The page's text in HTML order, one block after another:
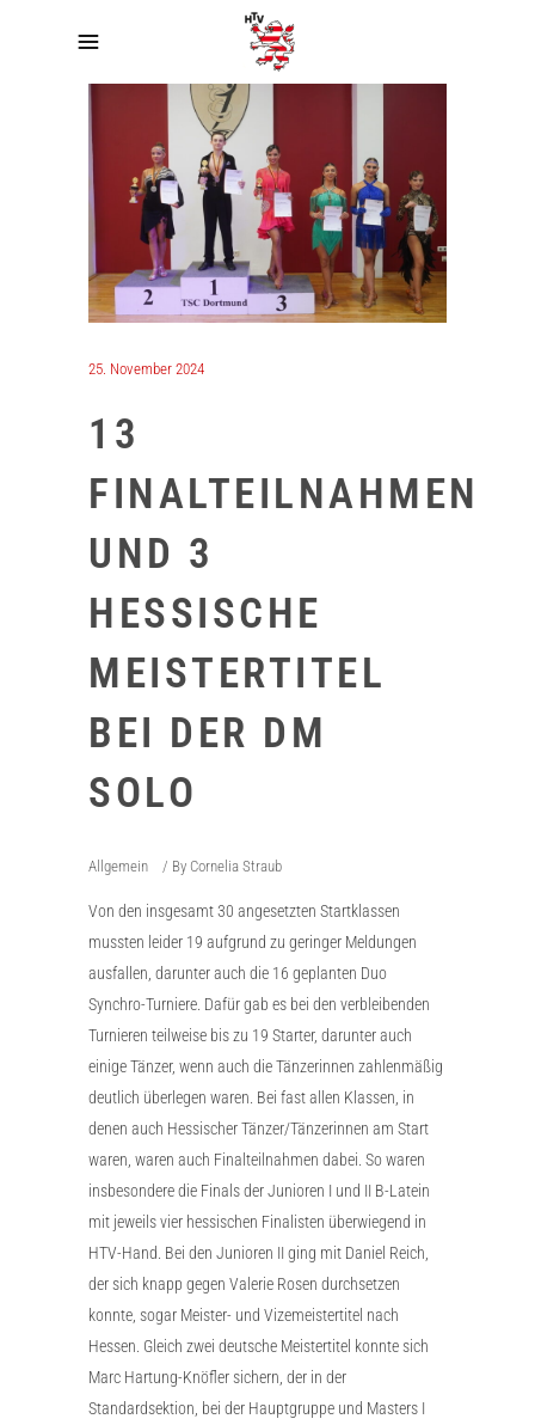
25. November 2024
13
FINALTEILNAHMEN
UND 3
HESSISCHE
MEISTERTITEL
BEI DER DM
SOLO
Allgemein By Cornelia Straub
Von den insgesamt 30 angesetzten Startklassen
mussten leider 19 aufgrund zu geringer Meldungen
ausfallen, darunter auch die 16 geplanten Duo
Synchro-Turniere. Dafür gab es bei den verbleibenden
Turnieren teilweise bis zu 19 Starter, darunter auch
einige Tänzer, wenn auch die Tänzerinnen zahlenmäßig
deutlich überlegen waren. Bei fast allen Klassen, in
denen auch Hessischer Tänzer/Tänzerinnen am Start
waren, waren auch Finalteilnahmen dabei. So waren
insbesondere die Finals der Junioren I und II B-Latein
mit jeweils vier hessischen Finalisten überwiegend in
HTV-Hand. Bei den Junioren II ging mit Daniel Reich,
der sich knapp gegen Valerie Rosen durchsetzen
konnte, sogar Meister- und Vizemeistertitel nach
Hessen. Gleich zwei deutsche Meistertitel konnte sich
Marc Hartung-Knöfler sichern, der in der
Standardsektion, bei der Hauptgruppe und Masters I